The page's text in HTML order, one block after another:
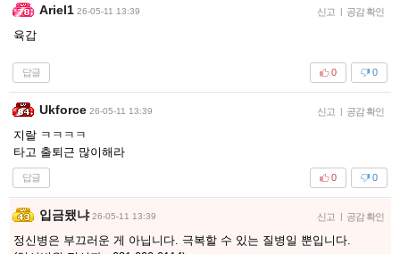
Ariel1 26-05-11 13:39 신고 | 공감 확인
육갑
답글 0
0
Ukforce 26-05-11 13:39 신고 | 공감 확인
지랄 ㅋㅋㅋㅋ
타고 출퇴근 많이해라
답글 0
0
입금됐냐 26-05-11 13:39 신고 | 공감 확인
정신병은 부끄러운 게 아닙니다. 극복할 수 있는 질병일 뿐입니다.